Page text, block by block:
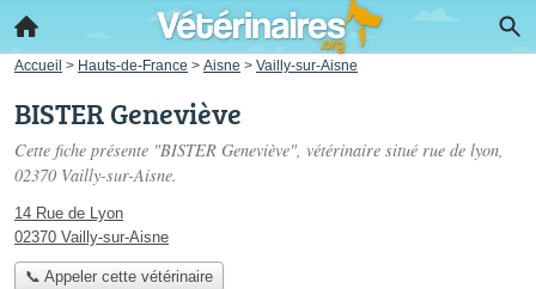
Accueil > Hauts-de-France > Aisne > Vailly-sur-Aisne
BISTER Geneviève
Cette fiche présente "BISTER Geneviève", vétérinaire situé rue de lyon,
02370 Vailly-sur-Aisne.
14 Rue de Lyon
02370 Vailly-sur-Aisne
📞 Appeler cette vétérinaire